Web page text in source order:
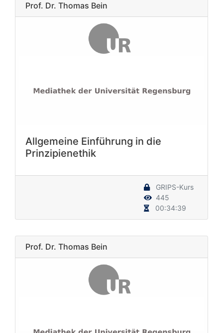
Prof. Dr. Thomas Bein
Allgemeine Einführung in die
Prinzipienethik
GRIPS-Kurs
445
00:34:39
Prof. Dr. Thomas Bein